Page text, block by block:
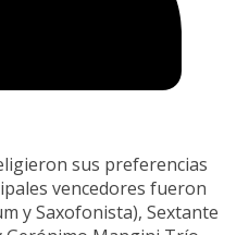
sus preferencias
vencedores fueron
y Saxofonista), Sextante